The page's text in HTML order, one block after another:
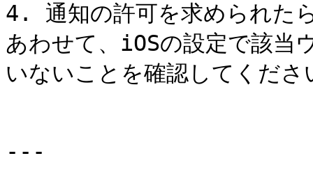
4. 通知の許可を求められ
あわせて、iOSの設定で該当
いないことを確認してくださ
---